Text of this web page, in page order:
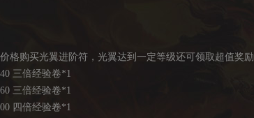
格购买光翼进阶符，光翼达到一定等级还可领取超值奖励
三倍经验卷*1
三倍经验卷*1
四倍经验卷*1